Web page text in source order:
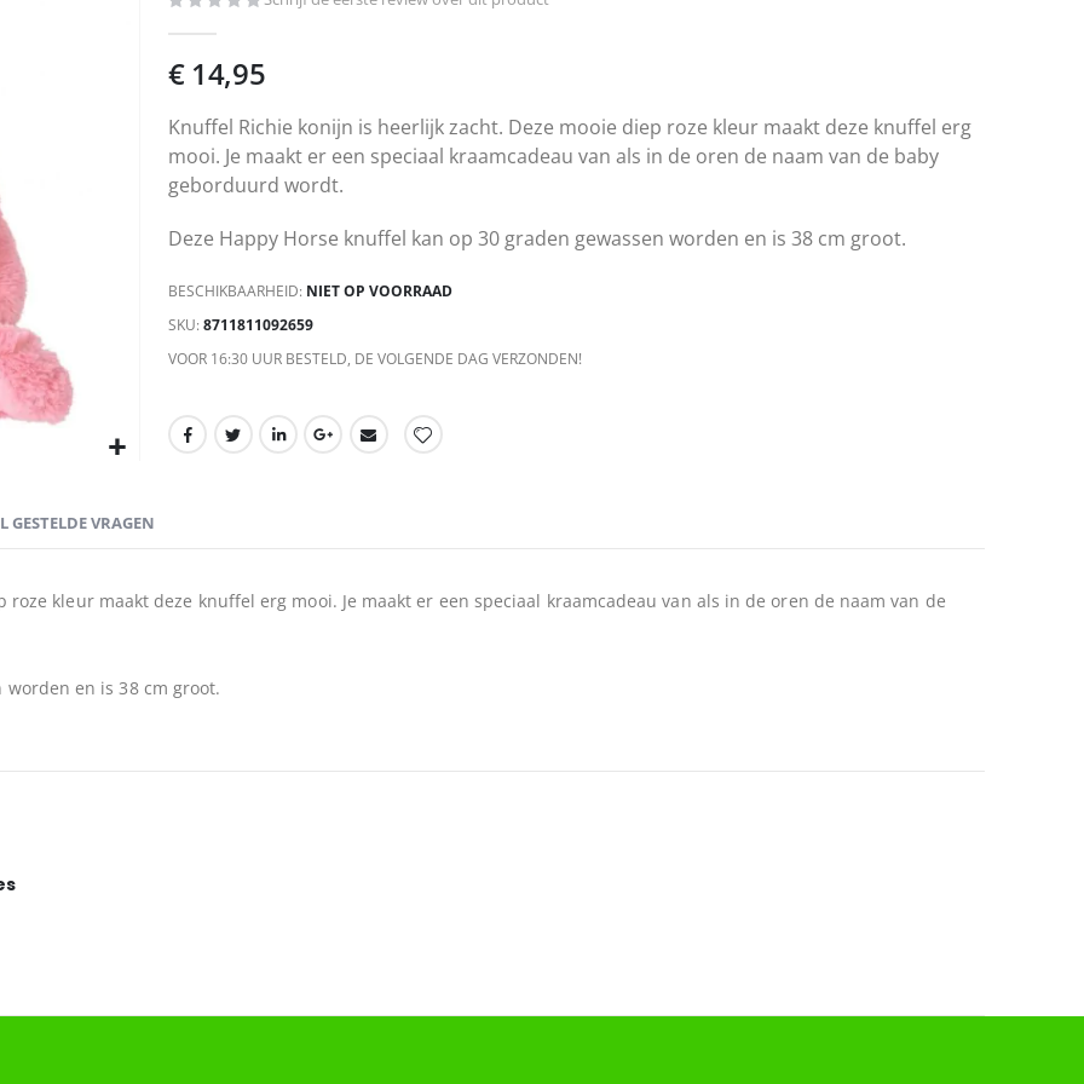
€ 14,95
Knuffel Richie konijn is heerlijk zacht. Deze mooie diep roze kleur maakt deze knuffel erg
mooi. Je maakt er een speciaal kraamcadeau van als in de oren de naam van de baby
geborduurd wordt.
Deze Happy Horse knuffel kan op 30 graden gewassen worden en is 38 cm groot.
BESCHIKBAARHEID: NIET OP VOORRAAD
SKU 8711811092659
VOOR 16:30 UUR BESTELD, DE VOLGENDE DAG VERZONDEN!
kleur maakt deze knuffel erg mooi. Je maakt er een speciaal kraamcadeau van als in de oren de naam van de
worden en is 38 cm groot.
GESTELDE VRAGEN